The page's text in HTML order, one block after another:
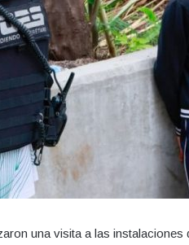
una visita a las instalaciones